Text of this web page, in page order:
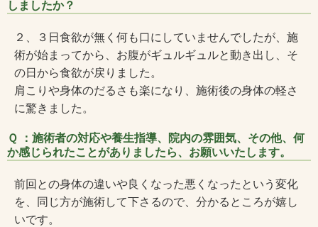
しましたか？
２、３日食欲が無く何も口にしていませんでしたが、施
術が始まってから、お腹がギュルギュルと動き出し、そ
の日から食欲が戻りました。
肩こりや身体のだるさも楽になり、施術後の身体の軽さ
に驚きました。
Ｑ ：施術者の対応や養生指導、院内の雰囲気、その他、何
か感じられたことがありましたら、お願いいたします。
前回との身体の違いや良くなった悪くなったという変化
を、同じ方が施術して下さるので、分かるところが嬉し
いです。